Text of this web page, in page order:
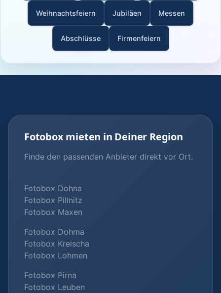
Weihnachtsfeiern Jubiläen Messen
Abschlüsse Firmenfeiern
Fotobox mieten in Deiner Region
Finde den passenden Anbieter direkt vor Ort.
Fotobox Dohna
Fotobox Pillnitz
Fotobox Maxen
Fotobox Dohma
Fotobox Kreischa
Fotobox Lohmen
Fotobox Pirna
Fotobox Leuben